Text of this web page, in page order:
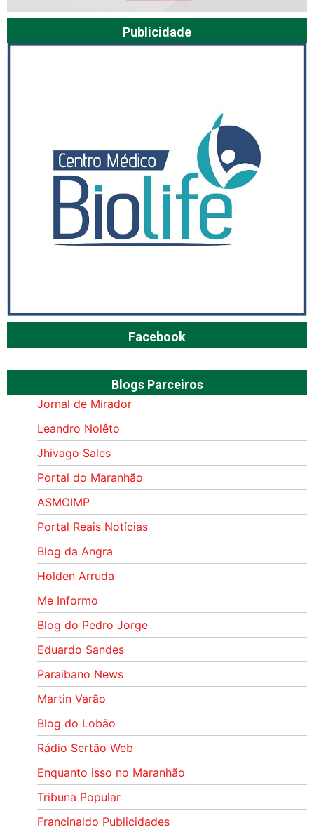
Publicidade
Facebook
Blogs Parceiros
Jornal de Mirador
Leandro Nolêto
Jhivago Sales
Portal do Maranhão
ASMOIMP
Portal Reais Notí­cias
Blog da Angra
Holden Arruda
Me Informo
Blog do Pedro Jorge
Eduardo Sandes
Paraibano News
Martin Varão
Blog do Lobão
Rádio Sertão Web
Enquanto isso no Maranhão
Tribuna Popular
Francinaldo Publicidades